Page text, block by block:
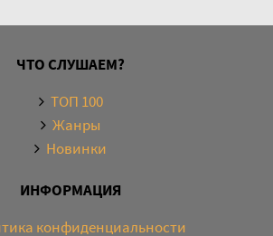
ЧТО СЛУШАЕМ?
ТОП 100
Жанры
Новинки
ИНФОРМАЦИЯ
конфиденциальности